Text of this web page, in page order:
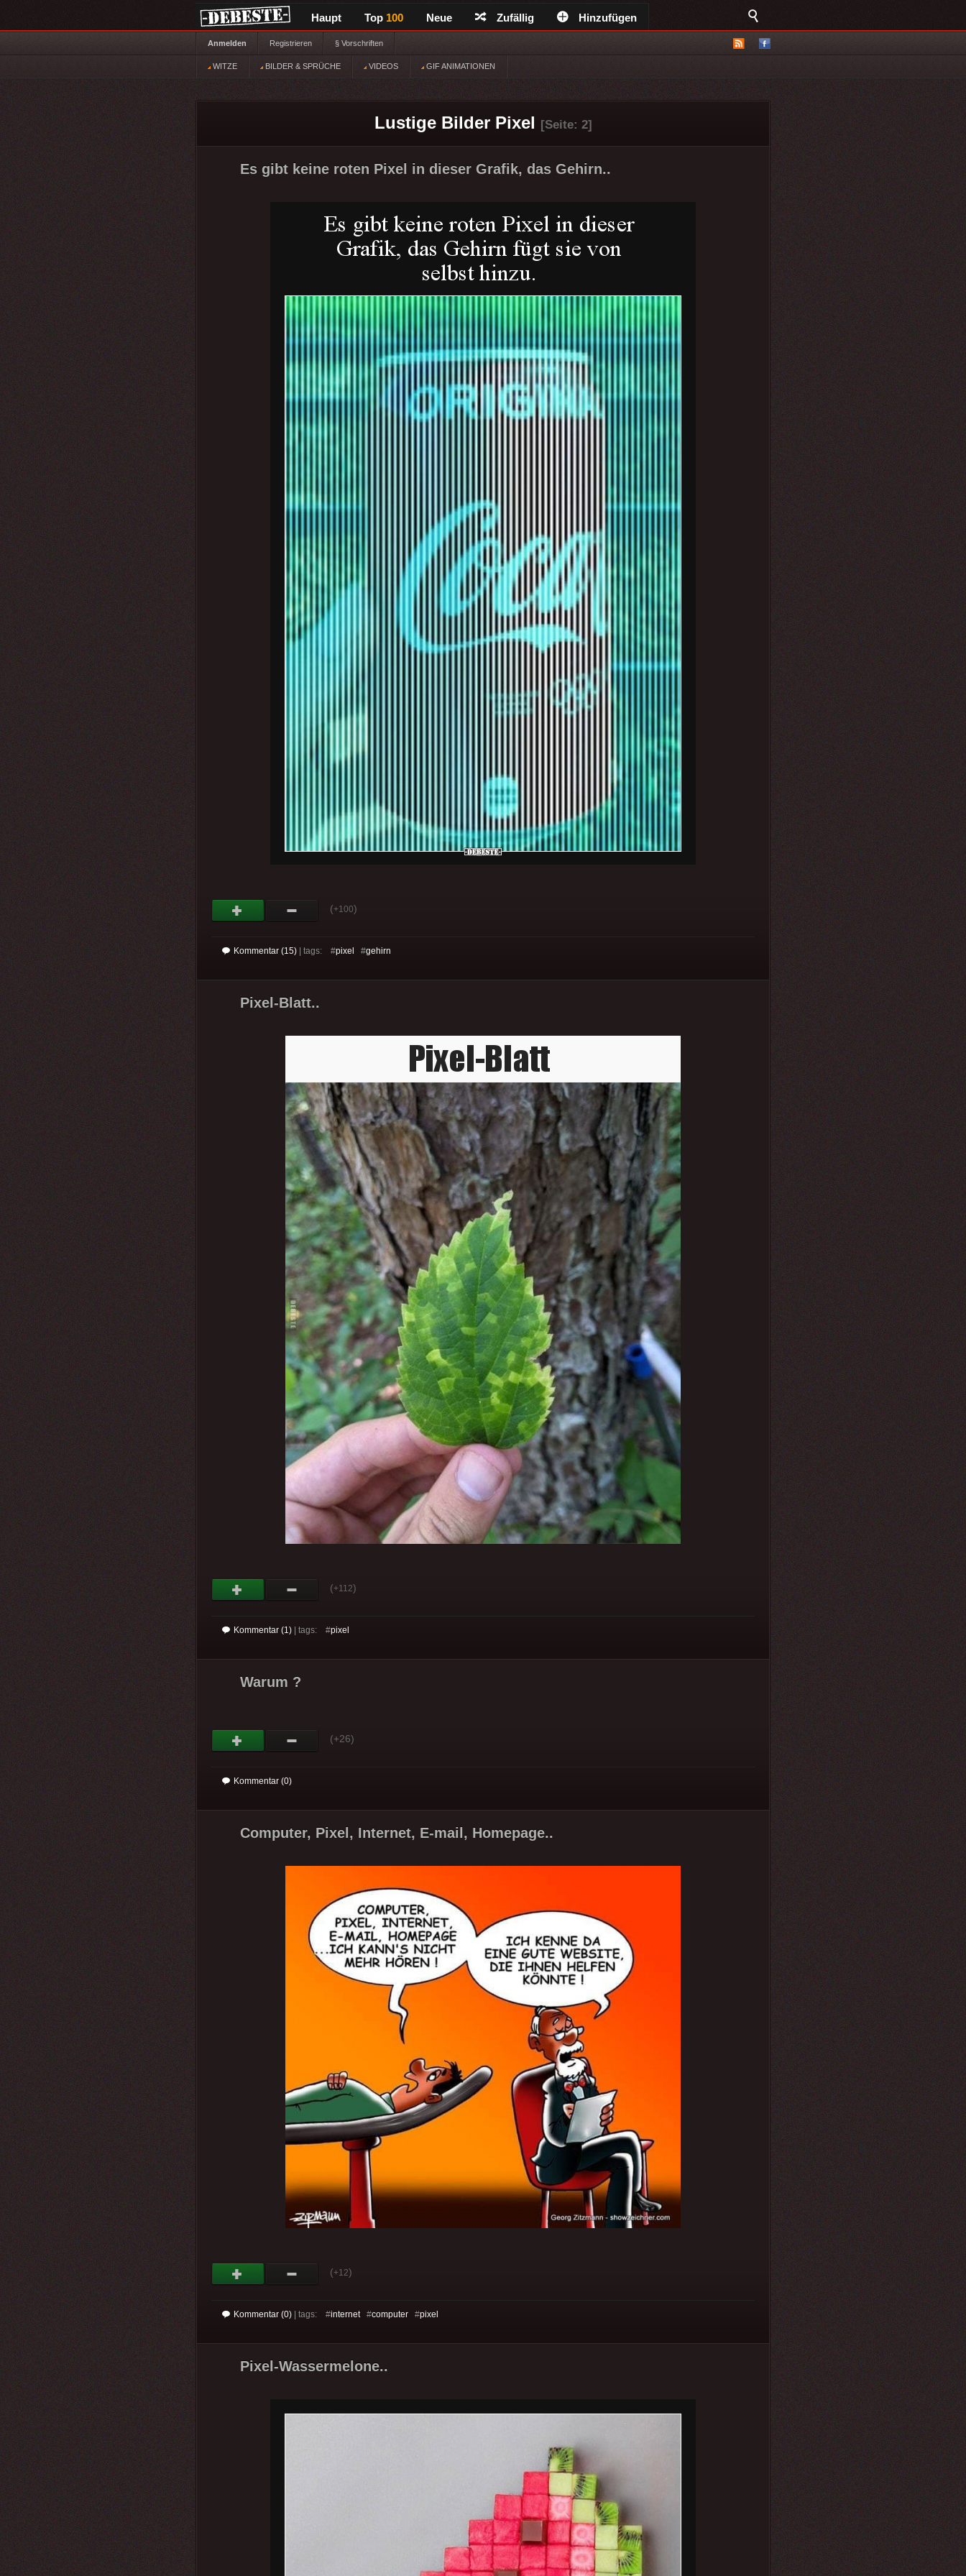
Haupt Top 100 Neue Zufällig Hinzufügen
Anmelden Registrieren § Vorschriften
WITZE BILDER & SPRÜCHE VIDEOS GIF ANIMATIONEN
Lustige Bilder Pixel [Seite: 2]
Es gibt keine roten Pixel in dieser Grafik, das Gehirn..
(+100)
Kommentar (15) | tags: #pixel #gehirn
Pixel-Blatt..
(+112)
Kommentar (1) | tags: #pixel
Warum ?
(+26)
Kommentar (0)
Computer, Pixel, Internet, E-mail, Homepage..
(+12)
Kommentar (0) | tags: #internet#computer #pixel
Pixel-Wassermelone..